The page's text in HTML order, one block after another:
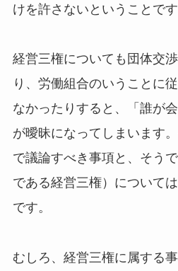
けを許さないということです
経営三権についても団体交
り、労働組合のいうことに
なかったりすると、「誰が
が曖昧になってしまいます
で議論すべき事項と、そう
である経営三権）について
です。
むしろ、経営三権に属する